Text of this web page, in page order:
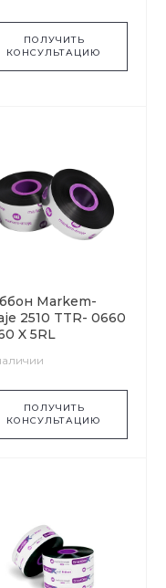
ПОЛУЧИТЬ
КОНСУЛЬТАЦИЮ
Markem-
2510 TTR- 0660
X 5RL
ПОЛУЧИТЬ
КОНСУЛЬТАЦИЮ